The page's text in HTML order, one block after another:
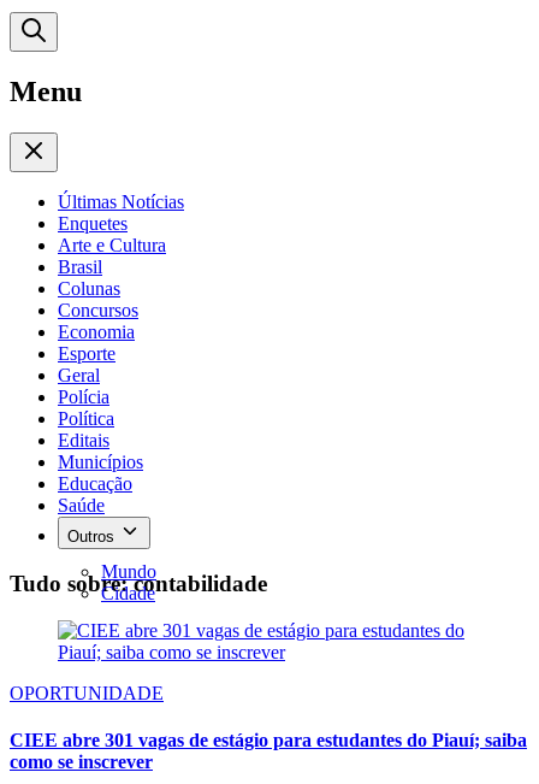
Menu
Últimas Notícias
Enquetes
Arte e Cultura
Brasil
Colunas
Concursos
Economia
Esporte
Geral
Polícia
Política
Editais
Municípios
Educação
Saúde
Outros
Mundo
Cidade
Tudo sobre: contabilidade
OPORTUNIDADE
CIEE abre 301 vagas de estágio para estudantes do Piauí; saiba
como se inscrever